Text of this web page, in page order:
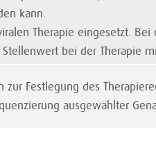
kann.
Therapie eingesetzt.
bei der Therapie
Festlegung des
ausgewählter